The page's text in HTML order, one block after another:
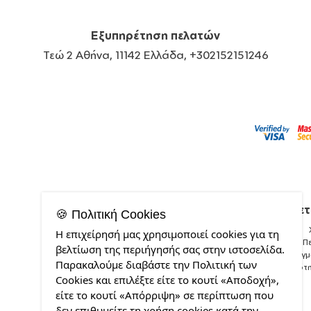
Εξυπηρέτηση πελατών
Τεώ 2 Αθήνα, 11142 Ελλάδα, +302152151246
🍪 Πολιτική Cookies
Η επιχείρησή μας χρησιμοποιεί cookies για τη
βελτίωση της περιήγησής σας στην ιστοσελίδα.
Παρακαλούμε διαβάστε την Πολιτική των
Cookies και επιλέξτε είτε το κουτί «Αποδοχή»,
είτε το κουτί «Απόρριψη» σε περίπτωση που